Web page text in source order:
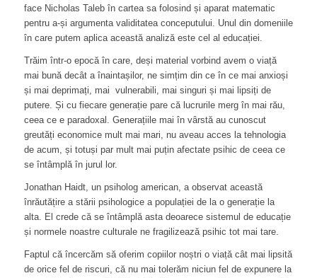
face Nicholas Taleb în cartea sa folosind și aparat matematic
pentru a-și argumenta validitatea conceputului. Unul din domeniile
în care putem aplica această analiză este cel al educației.
Trăim într-o epocă în care, deși material vorbind avem o viață
mai bună decât a înaintașilor, ne simțim din ce în ce mai anxioși
și mai deprimați, mai vulnerabili, mai singuri și mai lipsiți de
putere. Și cu fiecare generație pare că lucrurile merg în mai rău,
ceea ce e paradoxal. Generațiile mai în vârstă au cunoscut
greutăți economice mult mai mari, nu aveau acces la tehnologia
de acum, și totuși par mult mai puțin afectate psihic de ceea ce
se întâmplă în jurul lor.
Jonathan Haidt, un psiholog american, a observat această
înrăutățire a stării psihologice a populației de la o generație la
alta. El crede că se întâmplă asta deoarece sistemul de educație
și normele noastre culturale ne fragilizează psihic tot mai tare.
Faptul că încercăm să oferim copiilor noștri o viață cât mai lipsită
de orice fel de riscuri, că nu mai tolerăm niciun fel de expunere la